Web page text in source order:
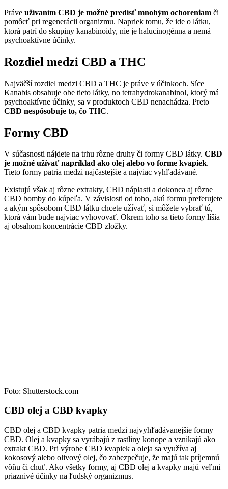
Práve užívaním CBD je možné predísť mnohým ochoreniam či
pomôcť pri regenerácii organizmu. Napriek tomu, že ide o látku,
ktorá patrí do skupiny kanabinoidy, nie je halucinogénna a nemá
psychoaktívne účinky.
Rozdiel medzi CBD a THC
Najväčší rozdiel medzi CBD a THC je práve v účinkoch. Síce
Kanabis obsahuje obe tieto látky, no tetrahydrokanabinol, ktorý má
psychoaktívne účinky, sa v produktoch CBD nenachádza. Preto
CBD nespôsobuje to, čo THC.
Formy CBD
V súčasnosti nájdete na trhu rôzne druhy či formy CBD látky. CBD
je možné užívať napríklad ako olej alebo vo forme kvapiek.
Tieto formy patria medzi najčastejšie a najviac vyhľadávané.
Existujú však aj rôzne extrakty, CBD náplasti a dokonca aj rôzne
CBD bomby do kúpeľa. V závislosti od toho, akú formu preferujete
a akým spôsobom CBD látku chcete užívať, si môžete vybrať tú,
ktorá vám bude najviac vyhovovať. Okrem toho sa tieto formy líšia
aj obsahom koncentrácie CBD zložky.
Foto: Shutterstock.com
CBD olej a CBD kvapky
CBD olej a CBD kvapky patria medzi najvyhľadávanejšie formy
CBD. Olej a kvapky sa vyrábajú z rastliny konope a vznikajú ako
extrakt CBD. Pri výrobe CBD kvapiek a oleja sa využíva aj
kokosový alebo olivový olej, čo zabezpečuje, že majú tak príjemnú
vôňu či chuť. Ako všetky formy, aj CBD olej a kvapky majú veľmi
priaznivé účinky na ľudský organizmus.